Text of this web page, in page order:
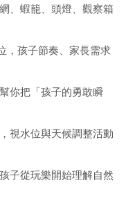
、蝦籠、頭燈、觀察箱
，孩子節奏、家長需求
你把「孩子的勇敢瞬
視水位與天候調整活動
子從玩樂開始理解自然